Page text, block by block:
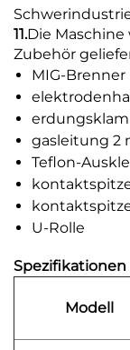
11.Die
Zubehör
MIG-Brenner
gasleitung 2
Teflon-
U-Rolle
Spezifikationen
Modell